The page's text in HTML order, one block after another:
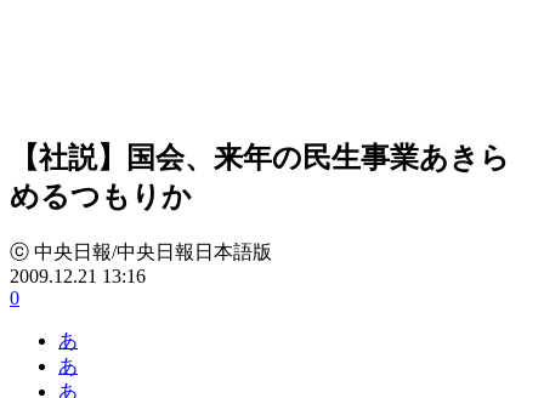
【社説】国会、来年の民生事業あきら
めるつもりか
ⓒ 中央日報/中央日報日本語版
2009.12.21 13:16
0
あ
あ
あ